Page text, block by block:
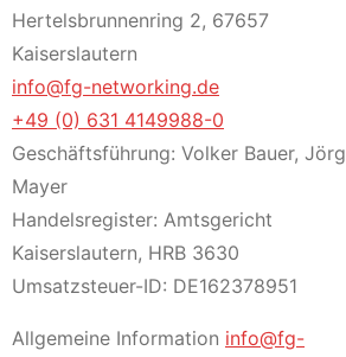
Hertelsbrunnenring 2, 67657
Kaiserslautern
info@fg-networking.de
+49 (0) 631 4149988-0
Geschäftsführung: Volker Bauer, Jörg
Mayer
Handelsregister: Amtsgericht
Kaiserslautern, HRB 3630
Umsatzsteuer-ID: DE162378951
Allgemeine Information info@fg-